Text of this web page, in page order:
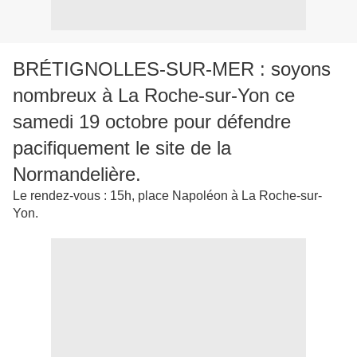
BRÉTIGNOLLES-SUR-MER : soyons
nombreux à La Roche-sur-Yon ce
samedi 19 octobre pour défendre
pacifiquement le site de la
Normandelière.
Le rendez-vous : 15h, place Napoléon à La Roche-sur-
Yon.